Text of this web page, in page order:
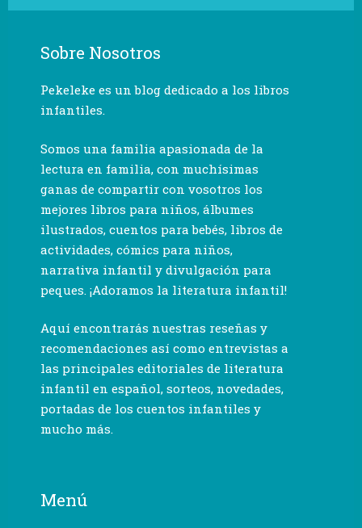
Sobre Nosotros
Pekeleke es un blog dedicado a los libros
infantiles.
Somos una familia apasionada de la
lectura en familia, con muchísimas
ganas de compartir con vosotros los
mejores libros para niños, álbumes
ilustrados, cuentos para bebés, libros de
actividades, cómics para niños,
narrativa infantil y divulgación para
peques. ¡Adoramos la literatura infantil!
Aquí encontrarás nuestras reseñas y
recomendaciones así como entrevistas a
las principales editoriales de literatura
infantil en español, sorteos, novedades,
portadas de los cuentos infantiles y
mucho más.
Menú